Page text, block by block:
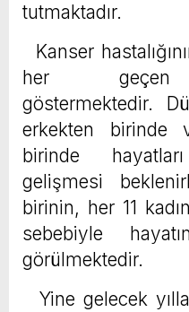
tutmaktadır.
Kanser
her
göstermektedir.
erkekten birinde
birinde
gelişmesi
birinin, her 11
sebebiyle
görülmektedir.
Yine gelecek